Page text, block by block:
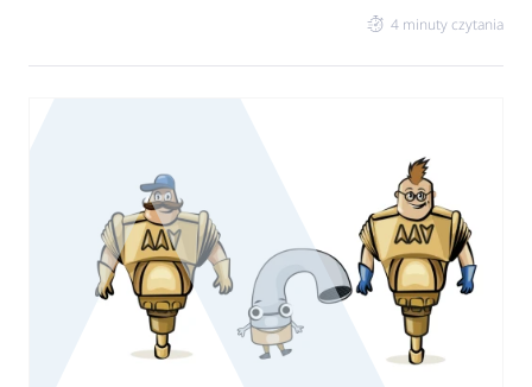
skomplikowania oraz typ źródła ciepła, większości
ogrzewaniem oraz ciepłą wodą użytkową.
4 minuty czytania